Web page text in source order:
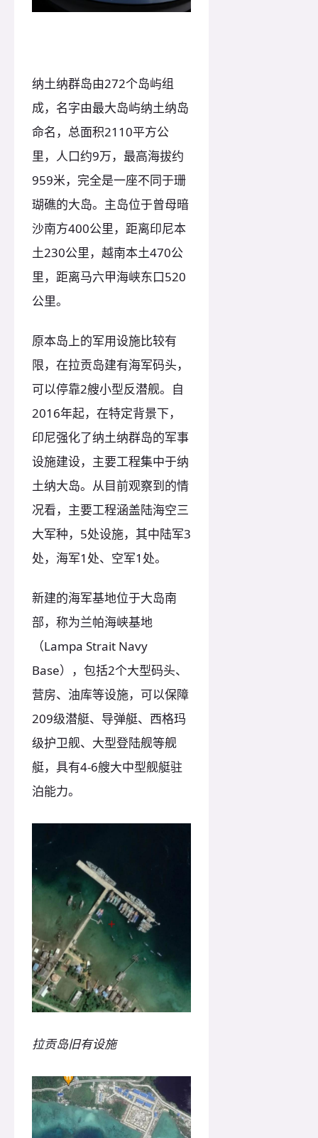
纳土纳群岛由272个岛屿组
成，名字由最大岛屿纳土纳岛
命名，总面积2110平方公
里，人口约9万，最高海拔约
959米，完全是一座不同于珊
瑚礁的大岛。主岛位于曾母暗
沙南方400公里，距离印尼本
土230公里，越南本土470公
里，距离马六甲海峡东口520
公里。
原本岛上的军用设施比较有
限，在拉贡岛建有海军码头，
可以停靠2艘小型反潜舰。自
2016年起，在特定背景下，
印尼强化了纳土纳群岛的军事
设施建设，主要工程集中于纳
土纳大岛。从目前观察到的情
况看，主要工程涵盖陆海空三
大军种，5处设施，其中陆军3
处，海军1处、空军1处。
新建的海军基地位于大岛南
部，称为兰帕海峡基地
（Lampa Strait Navy
Base），包括2个大型码头、
营房、油库等设施，可以保障
209级潜艇、导弹艇、西格玛
级护卫舰、大型登陆舰等舰
艇，具有4-6艘大中型舰艇驻
泊能力。
拉贡岛旧有设施